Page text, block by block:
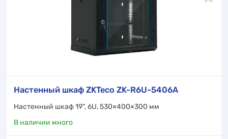
Настенный шкаф ZKTeco ZK-R6U-5406A
Настенный шкаф 19", 6U, 530×400×300 мм
В наличии много